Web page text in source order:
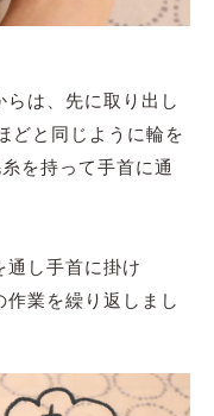
は、先に取り出し
どと同じように輪を
を持って手首に通
通し手首に掛け
業を繰り返しまし